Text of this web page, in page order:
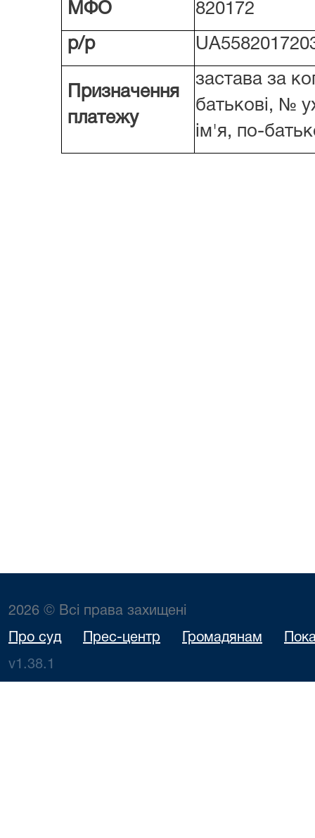
МФО 820172
р/р
Призначення
платежу
застава за
батькові, №
ім'я, по-
2026 © Всі права захищені
Про суд Прес-центр Громадянам
v1.38.1